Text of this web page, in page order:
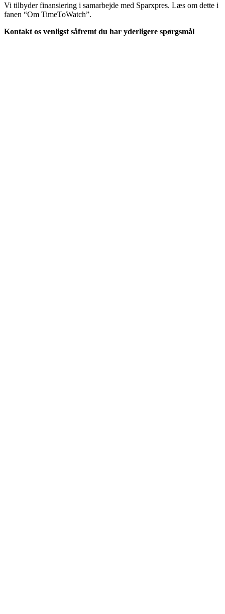
Vi tilbyder finansiering i samarbejde med Sparxpres. Læs om dette i
fanen “Om TimeToWatch”.
Kontakt os venligst såfremt du har yderligere spørgsmål